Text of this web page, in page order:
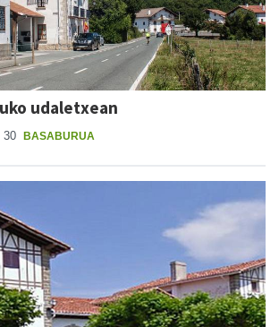
udaletxean
30 BASABURUA